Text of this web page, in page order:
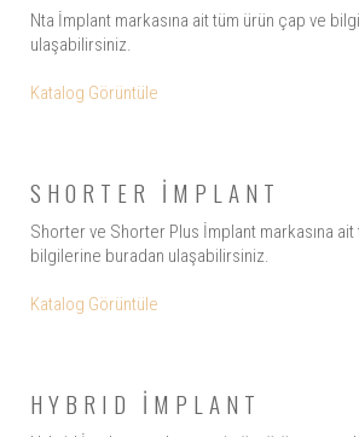
Nta İmplant markasına ait tüm ürün çap ve
ulaşabilirsiniz.
Katalog Görüntüle
SHORTER İMPLANT
Shorter ve Shorter Plus İmplant markasına
bilgilerine buradan ulaşabilirsiniz.
Katalog Görüntüle
HYBRID İMPLANT